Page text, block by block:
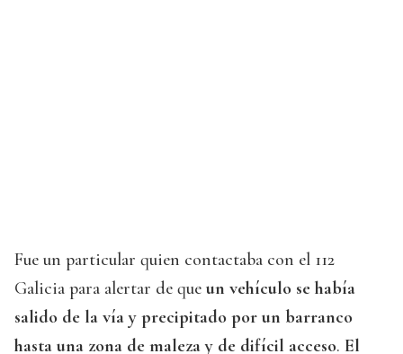
Fue un particular quien contactaba con el 112
Galicia para alertar de que un vehículo se había
salido de la vía y precipitado por un barranco
hasta una zona de maleza y de difícil acceso. El